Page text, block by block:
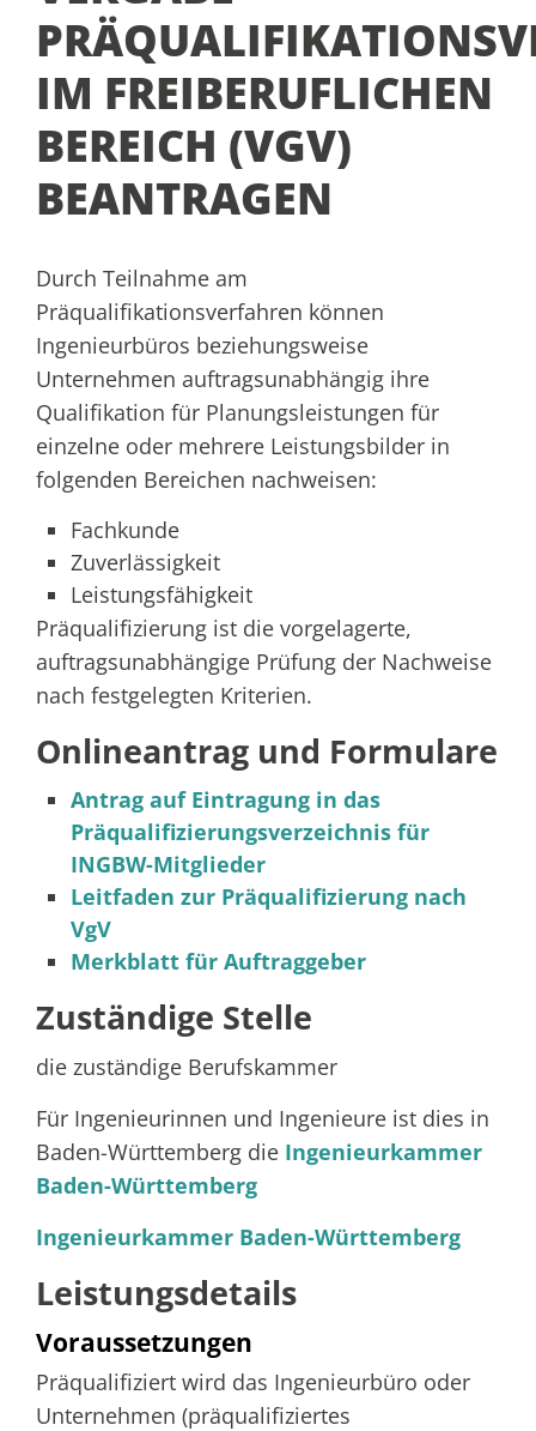
IM FREIBERUFLICHEN
BEREICH (VGV)
BEANTRAGEN
Durch Teilnahme am
Präqualifikationsverfahren können
Ingenieurbüros beziehungsweise
Unternehmen auftragsunabhängig ihre
Qualifikation für Planungsleistungen für
einzelne oder mehrere Leistungsbilder in
folgenden Bereichen nachweisen:
Fachkunde
Zuverlässigkeit
Leistungsfähigkeit
Präqualifizierung ist die vorgelagerte,
auftragsunabhängige Prüfung der Nachweise
nach festgelegten Kriterien.
Onlineantrag und Formulare
Antrag auf Eintragung in das
Präqualifizierungsverzeichnis für
INGBW-Mitglieder
Leitfaden zur Präqualifizierung nach
VgV
Merkblatt für Auftraggeber
Zuständige Stelle
die zuständige Berufskammer
Für Ingenieurinnen und Ingenieure ist dies in
Baden-Württemberg die Ingenieurkammer
Baden-Württemberg
Ingenieurkammer Baden-Württemberg
Leistungsdetails
Voraussetzungen
Präqualifiziert wird das Ingenieurbüro oder
Unternehmen (präqualifiziertes